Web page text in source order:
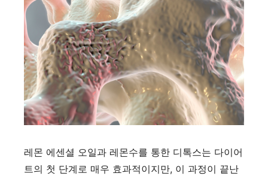
레몬 에센셜 오일과 레몬수를 통한 디톡스는 다이어
트의 첫 단계로 매우 효과적이지만, 이 과정이 끝난